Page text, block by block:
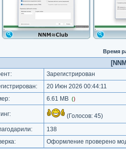
Время
Зарегистрирован
20 Июн 2026 00:44:11
6.61 MB ()
(Голосов: 45)
138
Оформление проверено